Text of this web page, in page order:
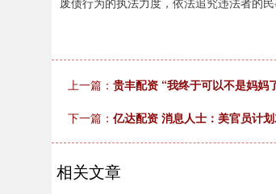
上一篇： 贵丰配资 “我终于可以不是妈妈
下一篇： 亿达配资 消息人士：美官员计
相关文章